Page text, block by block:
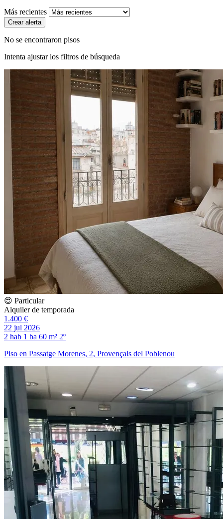
Más recientes
Crear alerta
No se encontraron pisos
Intenta ajustar los filtros de búsqueda
😍 Particular
Alquiler de temporada
1.400 €
22 jul 2026
2 hab 1 ba 60 m² 2º
Piso en Passatge Morenes, 2, Provençals del Poblenou